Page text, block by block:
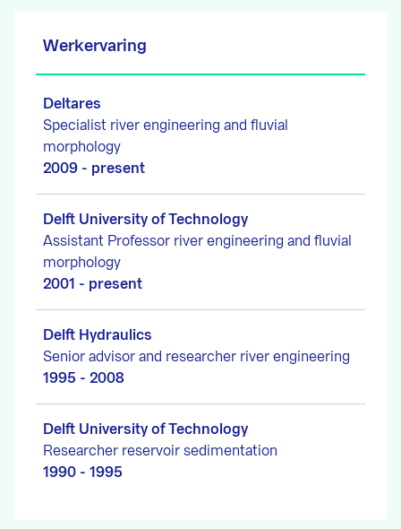
Werkervaring
Deltares
Specialist river engineering and fluvial
morphology
2009 - present
Delft University of Technology
Assistant Professor river engineering and fluvial
morphology
2001 - present
Delft Hydraulics
Senior advisor and researcher river engineering
1995 - 2008
Delft University of Technology
Researcher reservoir sedimentation
1990 - 1995